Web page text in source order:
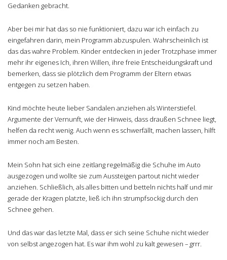
Gedanken gebracht.
Aber bei mir hat das so nie funktioniert, dazu war ich einfach zu
eingefahren darin, mein Programm abzuspulen. Wahrscheinlich ist
das das wahre Problem. Kinder entdecken in jeder Trotzphase immer
mehr ihr eigenes Ich, ihren Willen, ihre freie Entscheidungskraft und
bemerken, dass sie plötzlich dem Programm der Eltern etwas
entgegen zu setzen haben.
Kind möchte heute lieber Sandalen anziehen als Winterstiefel.
Argumente der Vernunft, wie der Hinweis, dass draußen Schnee liegt,
helfen da recht wenig. Auch wenn es schwerfällt, machen lassen, hilft
immer noch am Besten.
Mein Sohn hat sich eine zeitlang regelmäßig die Schuhe im Auto
ausgezogen und wollte sie zum Aussteigen partout nicht wieder
anziehen. Schließlich, als alles bitten und betteln nichts half und mir
gerade der Kragen platzte, ließ ich ihn strumpfsockig durch den
Schnee gehen.
Und das war das letzte Mal, dass er sich seine Schuhe nicht wieder
von selbst angezogen hat. Es war ihm wohl zu kalt gewesen – grrr.